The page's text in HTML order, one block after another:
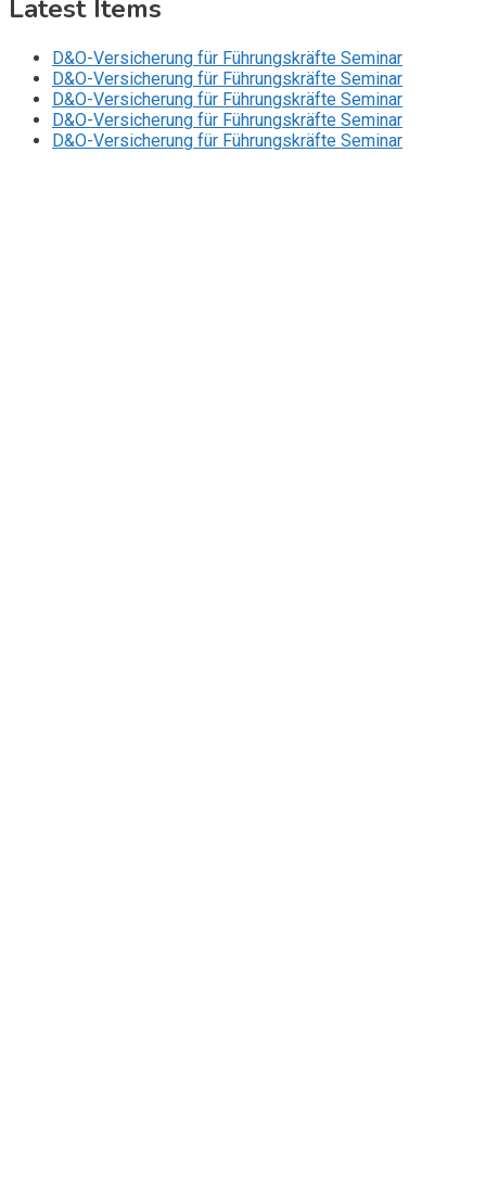
Latest Items
D&O-Versicherung für Führungskräfte Seminar
D&O-Versicherung für Führungskräfte Seminar
D&O-Versicherung für Führungskräfte Seminar
D&O-Versicherung für Führungskräfte Seminar
D&O-Versicherung für Führungskräfte Seminar